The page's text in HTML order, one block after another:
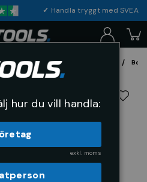
✓ Handla tryggt med
Fil, Slip och Borstar
hur du vill handla:
exkl. moms